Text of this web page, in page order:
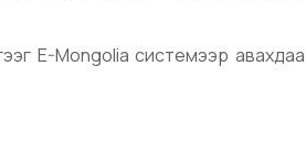
E-Mongolia системээр авахдаа